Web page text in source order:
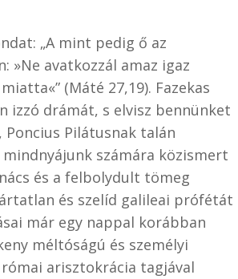
„A mint pedig ő az
»Ne avatkozzál amaz igaz
(Máté 27,19). Fazekas
izzó drámát, s elvisz bennünket
Pilátusnak talán
számára közismert
és a felbolydult tömeg
és szelíd galileai prófétát
már egy nappal korábban
méltóságú és személyi
arisztokrácia tagjával